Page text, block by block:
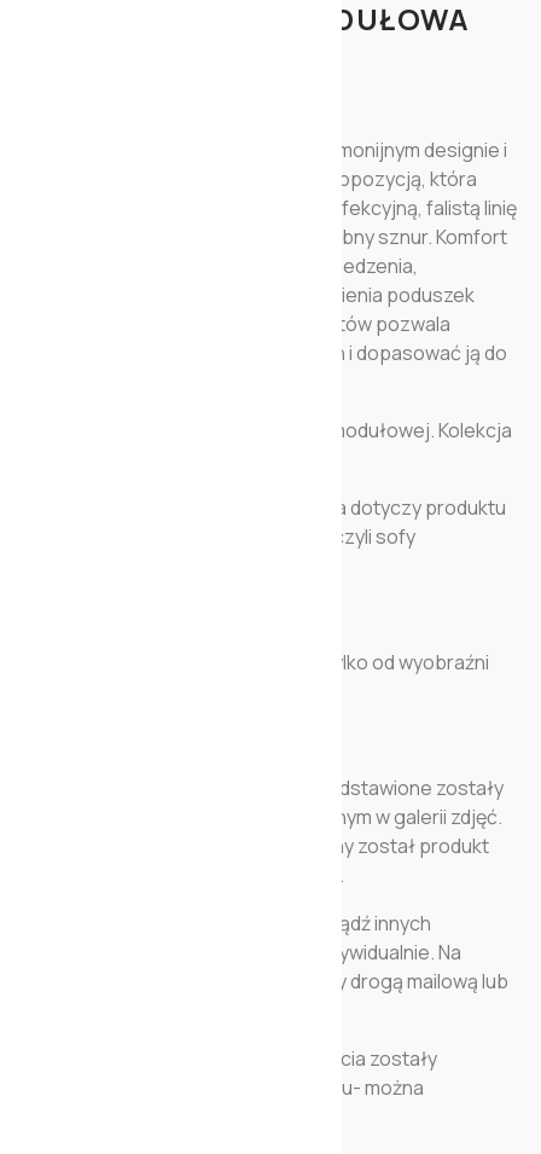
STYLOWA SOFA MODUŁOWA
Komfortowa sofa Sly to mebel o harmonijnym designie i
silnej osobowości, jest przytulną propozycją, która
zapewnia komfort siedzenia. Jej perfekcyjną, falistą linię
idealnie podkreślają szwy oraz ozdobny sznur. Komfort
gwarantuje doskonała ergonomia siedzenia,
wynikająca z perfekcyjnego wypełnienia poduszek
siedziska. Bardzo duża ilość elementów pozwala
stworzyć sofę w wielu kombinacjach i dopasować ją do
SLY występuje w wersji stałej oraz modułowej. Kolekcja
Przedstawiona tu cena podstawowa dotyczy produktu
widocznego na pierwszym zdjęciu, czyli sofy
Finalny wygląd produktu zależy tylko od wyobraźni
Wszystkie dostępne elementy przedstawione zostały
na rysunku technicznym umieszczonym w galerii zdjęć.
W czerwonym kwadracie zaznaczony został produkt
którego dotyczy cena podstawowa.
Wycena dodatkowych elementów bądź innych
wymiarów sofy dokonywana jest indywidualnie. Na
wszelkie pytania chętnie odpowiemy drogą mailową lub
Wszystkie próbki skór- których zdjęcia zostały
umieszczone w galerii zdjęć produktu- można